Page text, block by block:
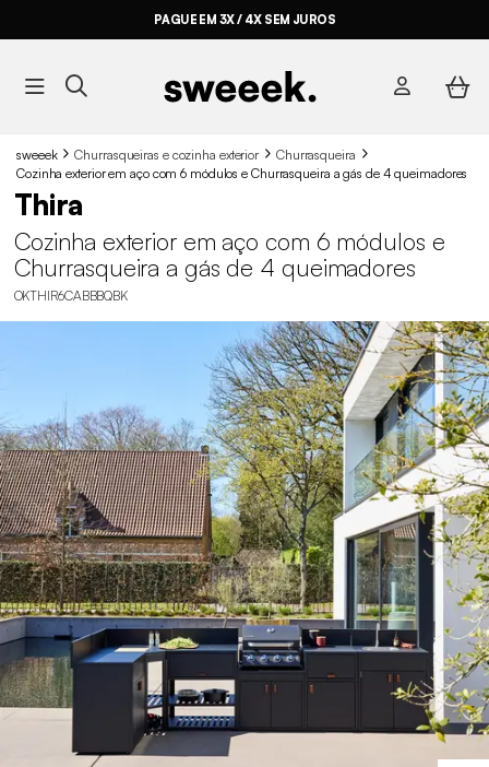
PAGUE EM 3X / 4X SEM JUROS
sweeek Churrasqueiras e cozinha exterior
Churrasqueira
Cozinha exterior em aço com 6 módulos e Churrasqueira a gás de 4 queimadores
Thira
Cozinha exterior em aço com 6 módulos e
Churrasqueira a gás de 4 queimadores
OKTHIR6CABBBQBK